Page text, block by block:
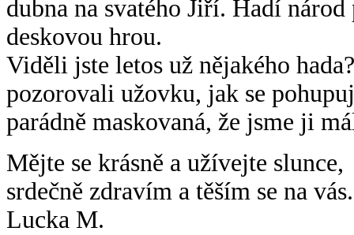
dubna na svatého Jiří. Hadí
deskovou hrou.
Viděli jste letos už nějakého
pozorovali užovku, jak se
parádně maskovaná, že jsme ji
Mějte se krásně a užívejte slunce,
srdečně zdravím a těším se na vás.
Lucka M.